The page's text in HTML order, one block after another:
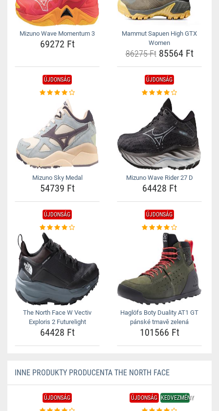
Mizuno Wave Momentum 3
69272 Ft
Mammut Sapuen High GTX
Women
86275 Ft85564 Ft
ÚJDONSÁG
Mizuno Sky Medal
54739 Ft
ÚJDONSÁG
Mizuno Wave Rider 27 D
64428 Ft
ÚJDONSÁG
The North Face W Vectiv
Exploris 2 Futurelight
64428 Ft
ÚJDONSÁG
Haglöfs Boty Duality AT1 GT
pánské tmavě zelená
101566 Ft
INNE PRODUKTY PRODUCENTA THE NORTH FACE
ÚJDONSÁG ÚJDONSÁG KEDVEZMÉNY